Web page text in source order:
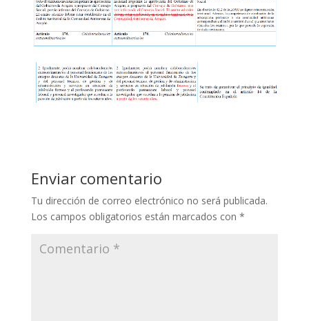
Enviar comentario
Tu dirección de correo electrónico no será publicada.
Los campos obligatorios están marcados con *